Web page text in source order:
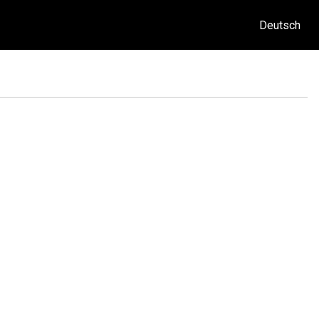
Deutsch